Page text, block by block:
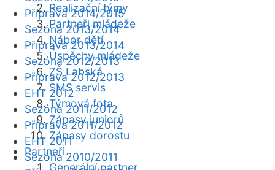
Realizační týmy
Partneři mládeže
Nábor dětí
Úspěchy mládeže
ZŠ Labská
SMS servis
Týmová fota
Zápasy juniorů
Zápasy dorostu
Partneři
Generální partner
Příprava 2014/2015
Sezóna 2013/2014
Příprava 2013/2014
Sezóna 2012/2013
Příprava 2012/2013
EHT 2012
Sezóna 2011/2012
Příprava 2011/2012
EHT 2011
Sezóna 2010/2011